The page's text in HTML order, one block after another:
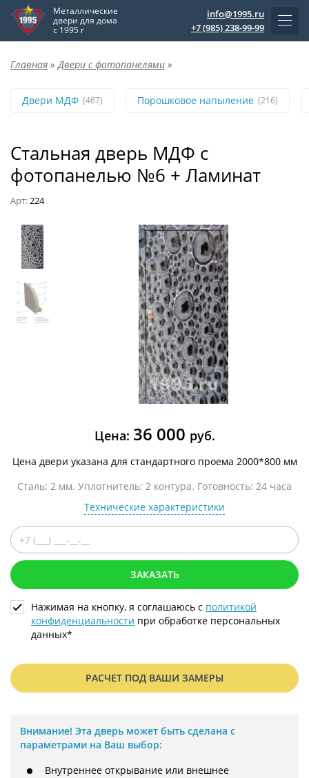
Металлические
двери для дома
с 1995 г
info@1995.ru
+7 (985) 238-99-99
Главная » Двери с фотопанелями »
Двери МДФ (467) Порошковое напыление (216)
Стальная дверь МДФ с
фотопанелью №6 + Ламинат
Арт:224
Цена: 36 000 руб.
Цена двери указана для стандартного проема 2000*800 мм
Сталь: 2 мм. Уплотнитель: 2 контура. Готовность: 24 часа
Технические характеристики
ЗАКАЗАТЬ
Нажимая на кнопку, я соглашаюсь с политикой
конфиденциальности при обработке персональных
данных*
РАСЧЕТ ПОД ВАШИ ЗАМЕРЫ
Внимание! Эта дверь может быть сделана с
параметрами на Ваш выбор:
Внутреннее открывание или внешнее